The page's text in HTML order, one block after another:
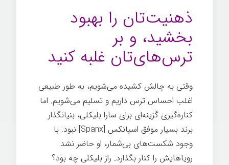
ذهنیت‌تان را بهبود
بخشید، و بر
ترس‌های‌تان غلبه کنید
وقتی به چالش کشیده می‌شویم، به طور طبیعی
اغلب احساس ترس داریم و تسلیم می‌شویم. اما
کناره‌گیری گزینه‌ای برای سارا بلیکلی، بنیانگذار
برند بسیار موفق اسپانکس [Spanx] نبود. با
وجود شکست‌های بی‌شمار، او حاضر نشد
رویاهایش را کنار بگذارد. راز بلیکلی چه بود؟